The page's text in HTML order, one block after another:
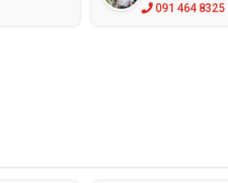
đã được sử dụng trong tất cả lĩnh
091 464 8325